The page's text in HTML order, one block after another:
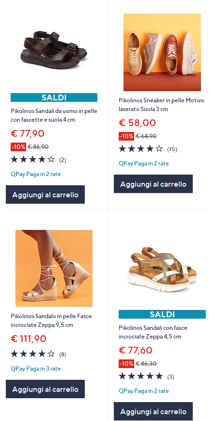
Pikolinos Sandali da uomo in pelle
con fascette e suola 4 cm
€ 77,90
-10% € 86,90
4.0
of
5
(2)
QPay Paga in 2 rate
Aggiungi al carrello
Pikolinos Sneaker in pelle Motivo
laserato Suola 3 cm
€ 58,00
-10% € 64,90
4.2
of
5
(15)
QPay Paga in 2 rate
Aggiungi al carrello
Pikolinos Sandalo in pelle Fasce
incrociate Zeppa 9,5 cm
€ 111,90
4.0
of
5
(8)8
QPay Paga in 3 rate
Aggiungi al carrello
Pikolinos Sandali con fasce
incrociate Zeppa 4,5 cm
€ 77,60
-10% € 86,30
4.7
of
5
(3)3
QPay Paga in 2 rate
Aggiungi al carrello